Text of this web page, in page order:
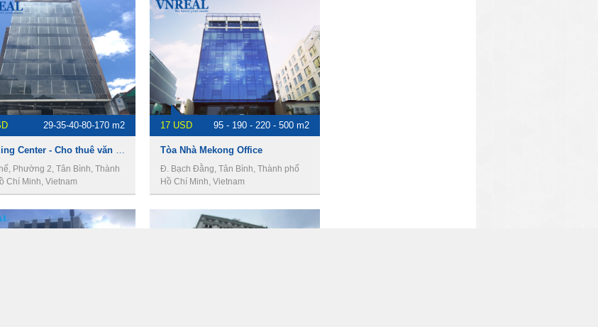
29-35-40-80-170 m2
Phường 2, Tân Bình, Thành
Chí Minh, Vietnam
17 USD 95 - 190 - 220 - 500 m2
Tòa Nhà Mekong Office
Đ. Bạch Đằng, Tân Bình, Thành phố
Hồ Chí Minh, Vietnam